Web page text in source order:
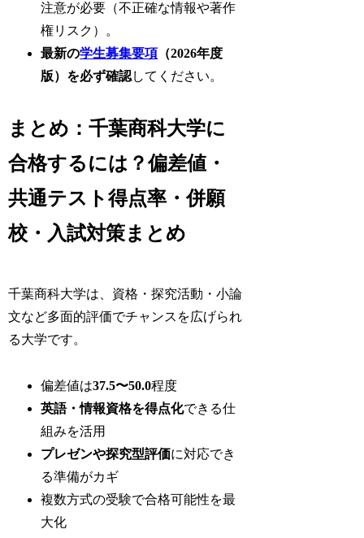
注意が必要（不正確な情報や著作
権リスク）。
最新の学生募集要項 （2026年度
版）を必ず確認してください。
まとめ：千葉商科大学に
合格するには？偏差値・
共通テスト得点率・併願
校・入試対策まとめ
千葉商科大学は、資格・探究活動・小論
文など多面的評価でチャンスを広げられ
る大学です。
偏差値は37.5〜50.0程度
英語・情報資格を得点化できる仕
組みを活用
プレゼンや探究型評価に対応でき
る準備がカギ
複数方式の受験で合格可能性を最
大化